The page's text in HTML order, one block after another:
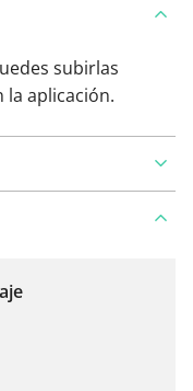
subirlas
aplicación.